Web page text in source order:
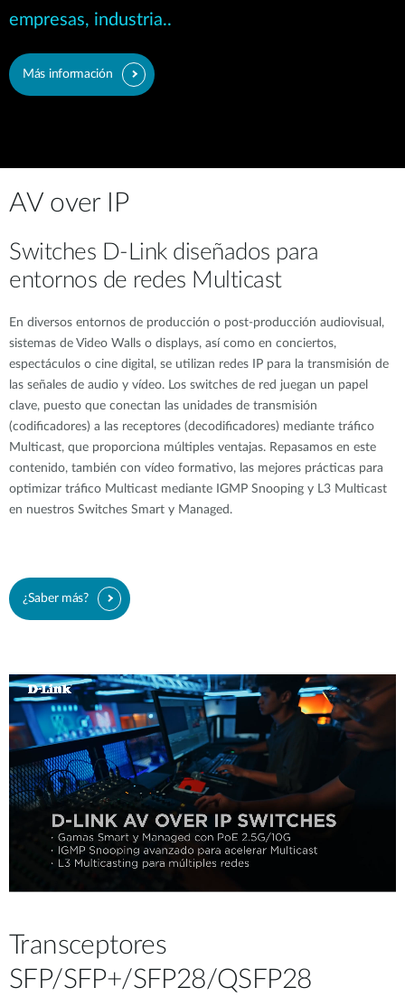
empresas, industria..
Más información
AV over IP
Switches D-Link diseñados para
entornos de redes Multicast
En diversos entornos de producción o post-producción audiovisual,
sistemas de Video Walls o displays, así como en conciertos,
espectáculos o cine digital, se utilizan redes IP para la transmisión de
las señales de audio y vídeo. Los switches de red juegan un papel
clave, puesto que conectan las unidades de transmisión
(codificadores) a las receptores (decodificadores) mediante tráfico
Multicast, que proporciona múltiples ventajas. Repasamos en este
contenido, también con vídeo formativo, las mejores prácticas para
optimizar tráfico Multicast mediante IGMP Snooping y L3 Multicast
en nuestros Switches Smart y Managed.
¿Saber más?
Transceptores
SFP/SFP+/SFP28/QSFP28